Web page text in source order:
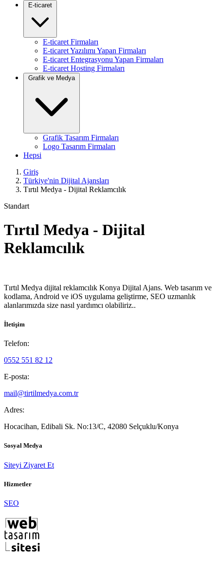
E-ticaret
E-ticaret Firmaları
E-ticaret Yazılımı Yapan Firmaları
E-ticaret Entegrasyonu Yapan Firmaları
E-ticaret Hosting Firmaları
Grafik ve Medya
Grafik Tasarım Firmaları
Logo Tasarım Firmaları
Hepsi
Giriş
Türkiye'nin Dijital Ajansları
Tırtıl Medya - Dijital Reklamcılık
Standart
Tırtıl Medya - Dijital
Reklamcılık
Tırtıl Medya dijital reklamcılık Konya Dijital Ajans. Web tasarım ve
kodlama, Android ve iOS uygulama geliştirme, SEO uzmanlık
alanlarımızda size nasıl yardımcı olabiliriz..
İletişim
Telefon:
0552 551 82 12
E-posta:
mail@tirtilmedya.com.tr
Adres:
Hocacihan, Edibali Sk. No:13/C, 42080 Selçuklu/Konya
Sosyal Medya
Siteyi Ziyaret Et
Hizmetler
SEO